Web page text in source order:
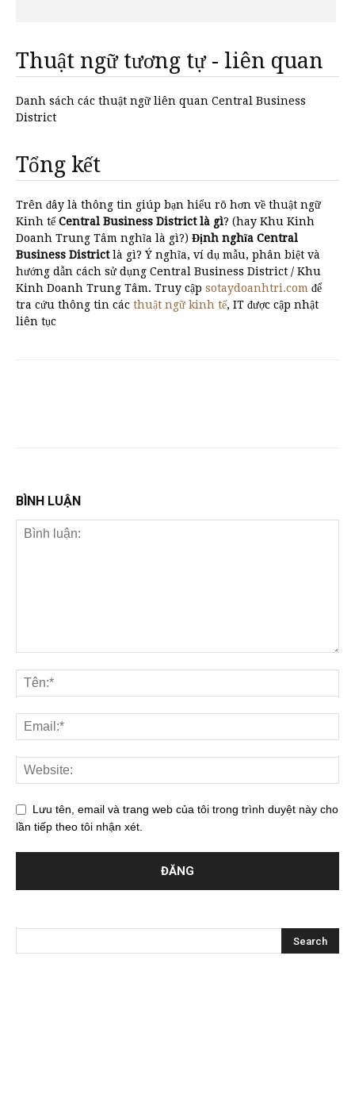
Thuật ngữ tương tự - liên quan
Danh sách các thuật ngữ liên quan Central Business
District
Tổng kết
Trên đây là thông tin giúp bạn hiểu rõ hơn về thuật ngữ
Kinh tếCentral Business District là gì? (hay Khu Kinh
Doanh Trung Tâm nghĩa là gì?) Định nghĩa Central
Business Districtlà gì? Ý nghĩa, ví dụ mẫu, phân biệt và
hướng dẫn cách sử dụng Central Business District / Khu
Kinh Doanh Trung Tâm. Truy cập sotaydoanhtri.com để
tra cứu thông tin các thuật ngữ kinh tế, IT được cập nhật
liên tục
BÌNH LUẬN
Lưu tên, email và trang web của tôi trong trình duyệt này cho
lần tiếp theo tôi nhận xét.